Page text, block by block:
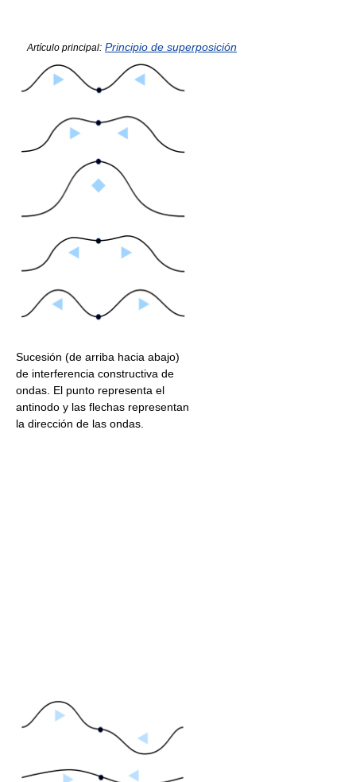
Artículo principal: Principio de superposición
Sucesión (de arriba hacia abajo)
de interferencia constructiva de
ondas. El punto representa el
antinodo y las flechas representan
la dirección de las ondas.